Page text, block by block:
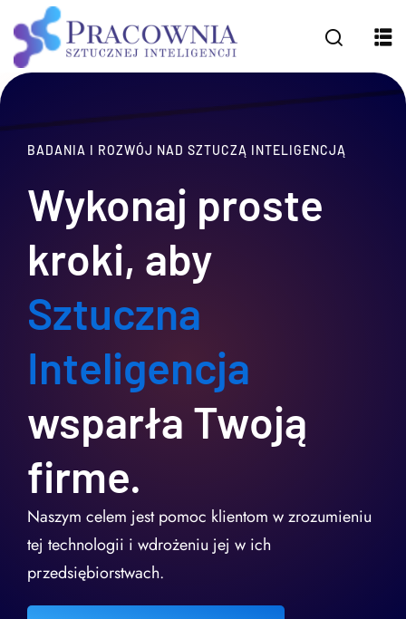
BADANIA I ROZWÓJ NAD SZTUCZĄ INTELIGENCJĄ
Wykonaj proste
kroki, aby
Sztuczna
Inteligencja
wsparła Twoją
firme.
Naszym celem jest pomoc klientom w zrozumieniu
tej technologii i wdrożeniu jej w ich
przedsiębiorstwach.